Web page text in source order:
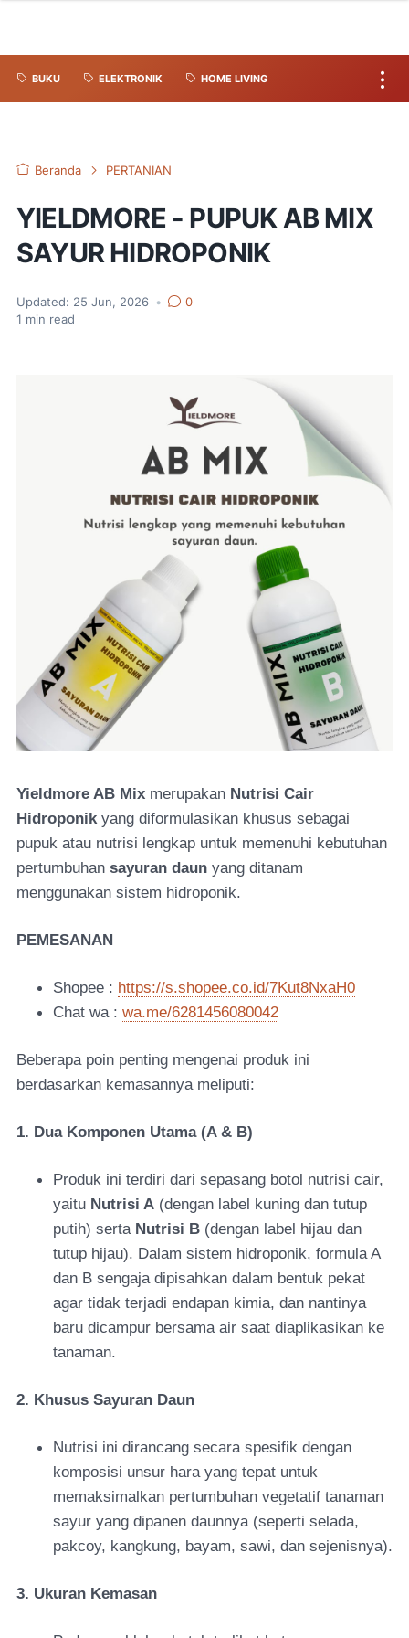
BUKU ELEKTRONIK HOME LIVING
Beranda PERTANIAN
YIELDMORE - PUPUK AB MIX
SAYUR HIDROPONIK
Updated: 25 Jun, 2026 •
0
1 min read
Yieldmore AB Mix merupakan Nutrisi Cair
Hidroponikyang diformulasikan khusus sebagai
pupuk atau nutrisi lengkap untuk memenuhi kebutuhan
pertumbuhan sayuran daun yang ditanam
menggunakan sistem hidroponik.
PEMESANAN
Shopee : https://s.shopee.co.id/7Kut8NxaH0
Chat wa : wa.me/6281456080042
Beberapa poin penting mengenai produk ini
berdasarkan kemasannya meliputi:
1. Dua Komponen Utama (A & B)
Produk ini terdiri dari sepasang botol nutrisi cair,
yaitu Nutrisi A (dengan label kuning dan tutup
putih) serta Nutrisi B (dengan label hijau dan
tutup hijau). Dalam sistem hidroponik, formula A
dan B sengaja dipisahkan dalam bentuk pekat
agar tidak terjadi endapan kimia, dan nantinya
baru dicampur bersama air saat diaplikasikan ke
tanaman.
2. Khusus Sayuran Daun
Nutrisi ini dirancang secara spesifik dengan
komposisi unsur hara yang tepat untuk
memaksimalkan pertumbuhan vegetatif tanaman
sayur yang dipanen daunnya (seperti selada,
pakcoy, kangkung, bayam, sawi, dan sejenisnya).
3. Ukuran Kemasan